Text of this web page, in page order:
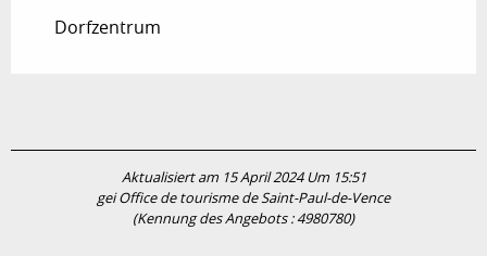
Dorfzentrum
Aktualisiert am 15 April 2024 Um 15:51
gei Office de tourisme de Saint-Paul-de-Vence
(Kennung des Angebots :4980780)